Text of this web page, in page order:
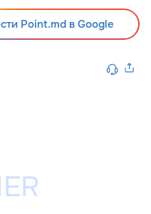
Point.md в Google